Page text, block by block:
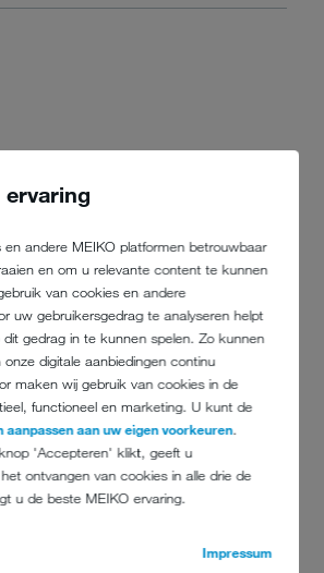
ervaring
andere MEIKO platformen betrouwbaar
en om u relevante content te kunnen
van cookies en andere
uw gebruikersgedrag te analyseren helpt
gedrag in te kunnen spelen. Zo kunnen
digitale aanbiedingen continu
maken wij gebruik van cookies in de
functioneel en marketing. U kunt de
aan uw eigen voorkeuren.
'Accepteren' klikt, geeft u
ontvangen van cookies in alle drie de
u de beste MEIKO ervaring.
Impressum